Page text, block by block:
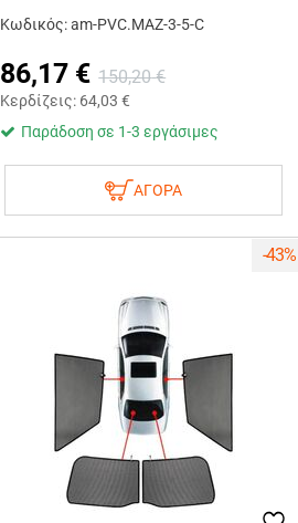
Κωδικός: am-PVC.MAZ-3-5-C
86,17 € 150,20 €
Κερδίζεις: 64,03 €
Παράδοση σε 1-3 εργάσιμες
ΑΓΟΡΑ
-43%